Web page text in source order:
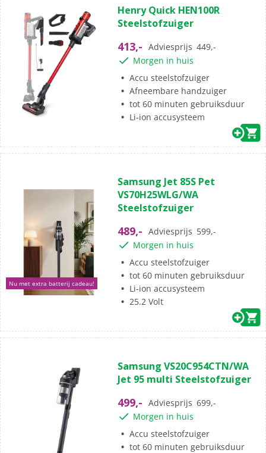
van
de
sterren.
1
beoordeling
Henry Quick HEN100R
Steelstofzuiger
413,- Adviesprijs 449,-
Morgen in huis
Accu steelstofzuiger
Afneembare handzuiger
tot 60 minuten gebruiksduur
Li-ion accusysteem
Nu met extra batterij cadeau!
van
de
5
Samsung Jet 85S Pet
VS70H25WLG/WA
Steelstofzuiger
489,- Adviesprijs 599,-
Morgen in huis
Accu steelstofzuiger
tot 60 minuten gebruiksduur
Li-ion accusysteem
25.2 Volt
van
de
sterren.
21
beoordelingen
Samsung VS20C954CTN/WA
Jet 95 multi Steelstofzuiger
499,- Adviesprijs 699,-
Morgen in huis
Accu steelstofzuiger
tot 60 minuten gebruiksduur